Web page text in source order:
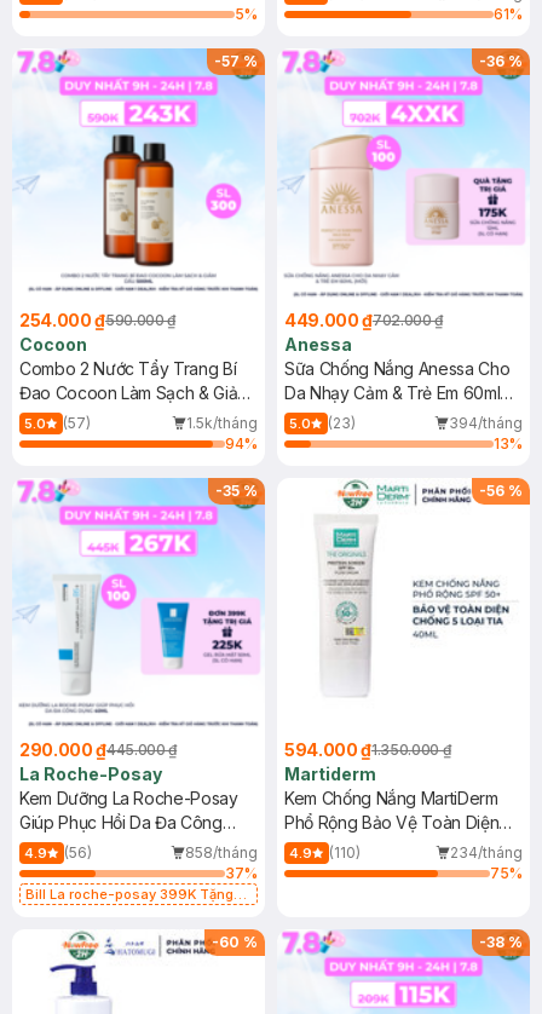
5%
61%
-57%
254.000 ₫590.000 ₫
Cocoon
Combo 2 Nước Tẩy Trang Bí
Đao Cocoon Làm Sạch & Giảm
Dầu 500ml
5.0 (57)
1.5k/tháng
94%
-36%
449.000 ₫702.000 ₫
Anessa
Sữa Chống Nắng Anessa Cho
Da Nhạy Cảm & Trẻ Em 60ml
(Mới)
5.0 (23)
394/tháng
13%
-35%
290.000 ₫445.000 ₫
La Roche-Posay
Kem Dưỡng La Roche-Posay
Giúp Phục Hồi Da Đa Công
Dụng 40ml
4.9 (56)
858/tháng
37%
Bill La roche-posay 399K Tặng
(SL có hạn)
-56 %
594.000 ₫1.350.000 ₫
Martiderm
Kem Chống Nắng MartiDerm
Phổ Rộng Bảo Vệ Toàn Diện
40ml
4.9 (110)
234/tháng
75%
-60 % -38%